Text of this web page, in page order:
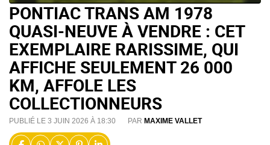
PONTIAC TRANS AM 1978
QUASI-NEUVE À VENDRE : CET
EXEMPLAIRE RARISSIME, QUI
AFFICHE SEULEMENT 26 000
KM, AFFOLE LES
COLLECTIONNEURS
PUBLIÉ LE 3 JUIN 2026 À 18:30 PAR MAXIME VALLET